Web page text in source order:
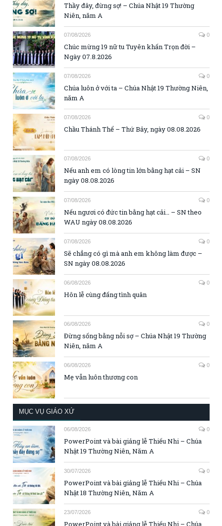
Thầy đây, đừng sợ! – Chúa Nhật 19 Thường
Niên, năm A
07/08/2026 0
Chúc mừng 19 nữ tu Tuyên khấn Trọn đời –
Ngày 07.8.2026
07/08/2026 0
Chúa luôn ở với ta – Chúa Nhật 19 Thường Niên,
năm A
07/08/2026 0
Chầu Thánh Thể – Thứ Bảy, ngày 08.08.2026
07/08/2026 0
Nếu anh em có lòng tin lớn bằng hạt cải – SN
ngày 08.08.2026
07/08/2026 0
Nếu ngươi có đức tin bằng hạt cải… – SN theo
WAU ngày 08.08.2026
07/08/2026 0
Sẽ chẳng có gì mà anh em không làm được –
SN ngày 08.08.2026
06/08/2026 0
Hôn lễ cùng đấng tình quân
06/08/2026 0
Đừng sống bằng nỗi sợ – Chúa Nhật 19 Thường
Niên, năm A
06/08/2026 0
Mẹ vẫn luôn thương con
MỤC VỤ GIÁO XỨ
06/08/2026 0
PowerPoint và bài giảng lễ Thiếu Nhi – Chúa
Nhật 19 Thường Niên, Năm A
30/07/2026 0
PowerPoint và bài giảng lễ Thiếu Nhi – Chúa
Nhật 18 Thường Niên, Năm A
23/07/2026 0
PowerPoint và bài giảng lễ Thiếu Nhi – Chúa